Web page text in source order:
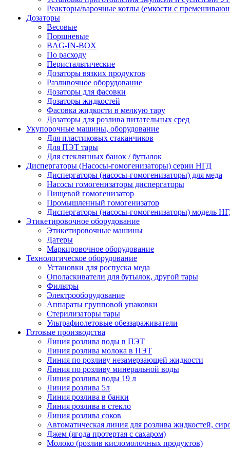
Реакторы/варочные котлы (емкости с
Дозаторы
Весовые
Поршневые
BAG-IN-BOX
По расходу
Перистальтические
Дозаторы вязких продуктов
Разливочное оборудование
Дозаторы для фасовки
Дозаторы жидкостей
Фасовка жидкости в мелкую тару
Дозаторы для розлива питательных сред
Укупорочные машины, оборудование
Для пластиковых стаканчиков
Для ПЭТ тары
Для стеклянных банок / бутылок
Диспергаторы (Насосы-гомогенизаторы) серии НГД
Диспергаторы (насосы-гомогенизаторы) для меда
Насосы гомогенизаторы диспергаторы
Пищевой гомогенизатор
Промышленный гомогенизатор
Диспергаторы (насосы-гомогенизаторы) модель
Этикетировочное оборудование
Этикетировочные машины
Датеры
Маркировочное оборудование
Технологическое оборудование
Установки для роспуска меда
Ополаскиватели для бутылок, другой тары
Фильтры
Электрооборудование
Аппараты групповой упаковки
Стерилизаторы тары
Ультрафиолетовые обеззараживатели
Готовые производства
Линия розлива воды в ПЭТ
Линия розлива молока в ПЭТ
Линия по розливу незамерзающей жидкости
Линия по розливу минеральной воды
Линия розлива воды 19 л
Линия розлива 5л
Линия розлива в банки
Линия розлива в стекло
Линия розлива соков
Автоматическая линия для розлива жидкостей,
Джем (ягода протертая с сахаром)
Молоко (розлив кисломолочных продуктов)